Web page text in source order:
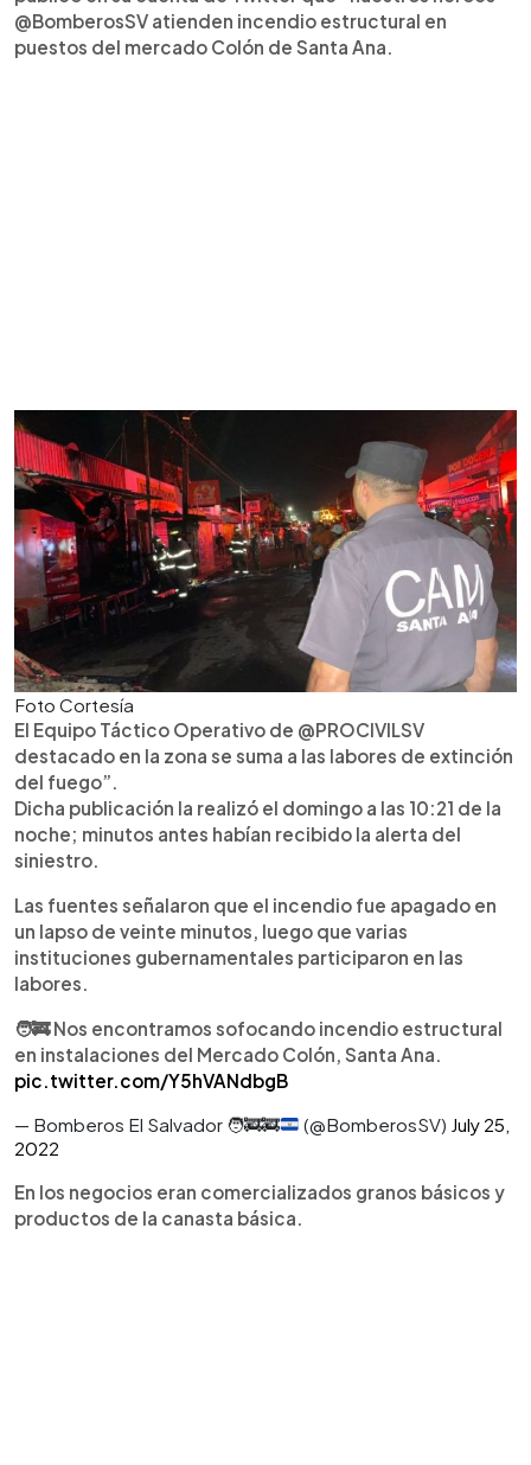
@BomberosSV atienden incendio estructural en
puestos del mercado Colón de Santa Ana.
Foto Cortesía
El Equipo Táctico Operativo de @PROCIVILSV
destacado en la zona se suma a las labores de extinción
del fuego”.
Dicha publicación la realizó el domingo a las 10:21 de la
noche; minutos antes habían recibido la alerta del
siniestro.
Las fuentes señalaron que el incendio fue apagado en
un lapso de veinte minutos, luego que varias
instituciones gubernamentales participaron en las
labores.
🧑‍🚒 Nos encontramos sofocando incendio estructural
en instalaciones del Mercado Colón, Santa Ana.
pic.twitter.com/Y5hVANdbgB
— Bomberos El Salvador 🧑‍🚒🚒 (@BomberosSV) July 25,
2022
En los negocios eran comercializados granos básicos y
productos de la canasta básica.